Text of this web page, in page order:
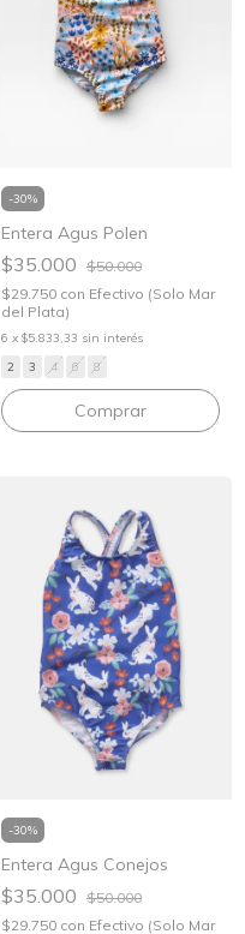
-30%
Entera Agus Polen
$35.000 $50.000
$29.750 con Efectivo (Solo Mar
del Plata)
6 x $5.833,33 sin interés
2
3 4 6 8
Comprar
-30%
Entera Agus Conejos
$35.000 $50.000
$29.750 con Efectivo (Solo Mar